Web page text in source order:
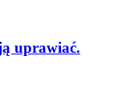
uprawiać.